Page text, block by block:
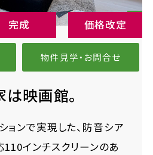
完成 価格改定
物件見学・お問合せ
映画館。
ョンで実現した、防音シア
インチスクリーンのあ